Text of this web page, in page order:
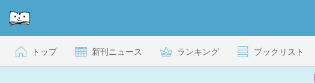
トップ 新刊ニュース ランキング ブックリスト